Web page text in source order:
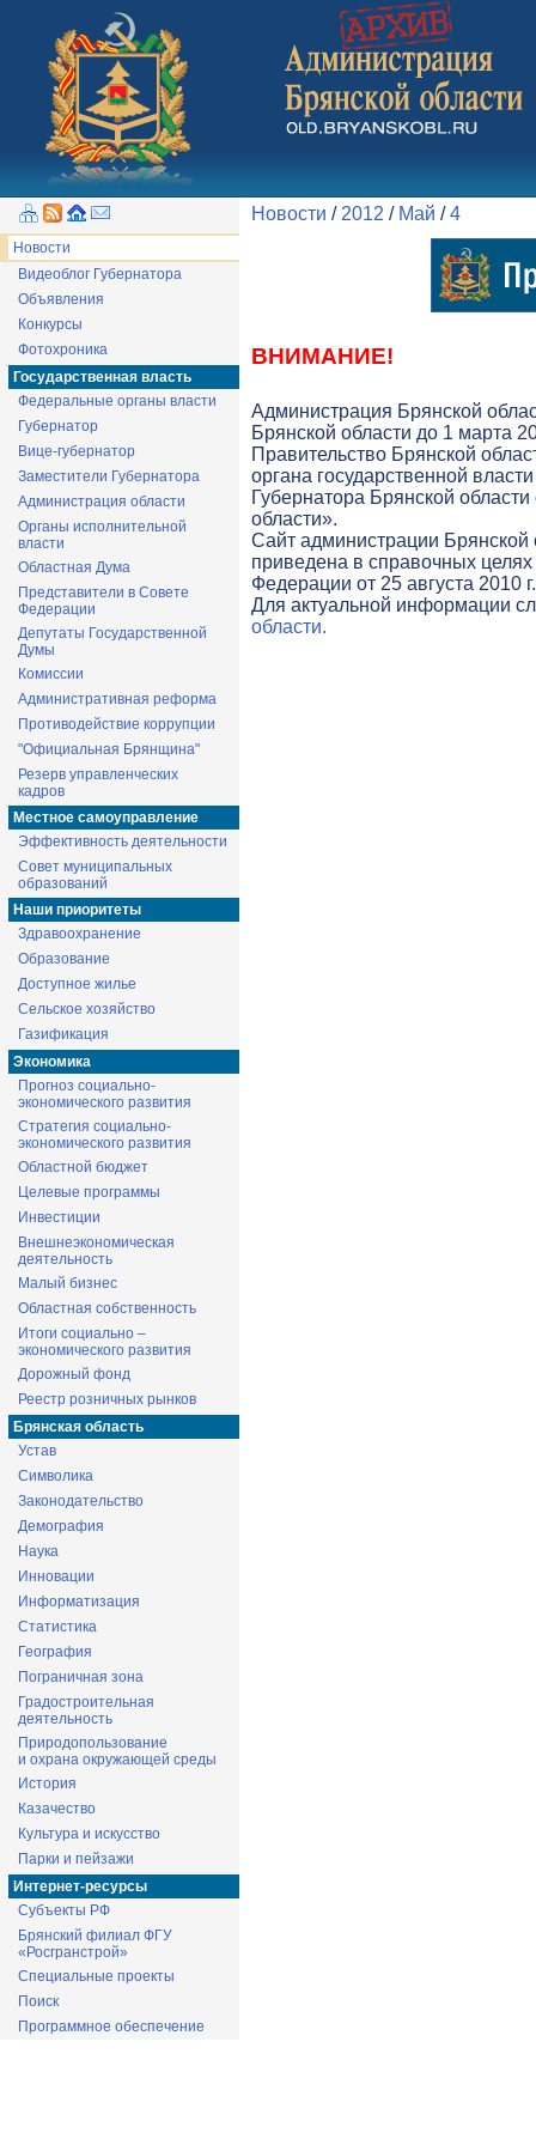
Новости
Видеоблог Губернатора
Объявления
Конкурсы
Фотохроника
Государственная власть
Федеральные органы власти
Губернатор
Вице-губернатор
Заместители Губернатора
Администрация области
Органы исполнительной
власти
Областная Дума
Представители в Совете
Федерации
Депутаты Государственной
Думы
Комиссии
Административная реформа
Противодействие коррупции
"Официальная Брянщина"
Резерв управленческих
кадров
Местное самоуправление
Эффективность деятельности
Совет муниципальных
образований
Наши приоритеты
Здравоохранение
Образование
Доступное жилье
Сельское хозяйство
Газификация
Экономика
Прогноз социально-
экономического развития
Стратегия социально-
экономического развития
Областной бюджет
Целевые программы
Инвестиции
Внешнеэкономическая
деятельность
Малый бизнес
Областная собственность
Итоги социально –
экономического развития
Дорожный фонд
Реестр розничных рынков
Брянская область
Устав
Символика
Законодательство
Демография
Наука
Инновации
Информатизация
Статистика
География
Пограничная зона
Градостроительная
деятельность
Природопользование
и охрана окружающей среды
История
Казачество
Культура и искусство
Парки и пейзажи
Интернет-ресурсы
Субъекты РФ
Брянский филиал ФГУ
«Росгранстрой»
Специальные проекты
Поиск
Программное обеспечение
Новости / 2012 / Май /4
ВНИМАНИЕ!
Администрация Брянской
Брянской области до 1 марта
Правительство Брянской
органа государственной
Губернатора Брянской
области».
Cайт администрации
приведена в справочных целях
Федерации от 25 августа 2010
Для актуальной информации
области.